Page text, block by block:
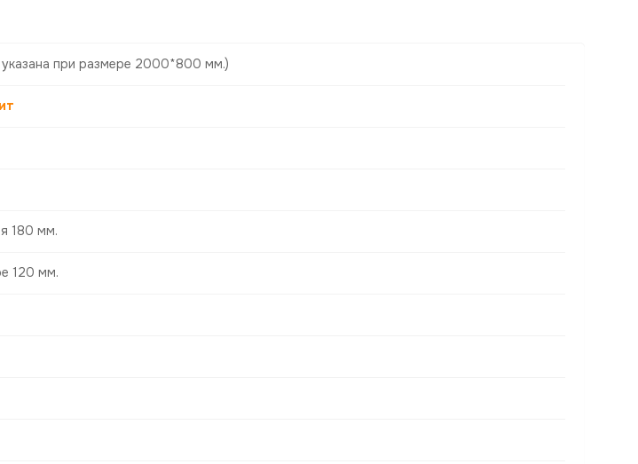
указана при размере 2000*800 мм.)
180 мм.
120 мм.